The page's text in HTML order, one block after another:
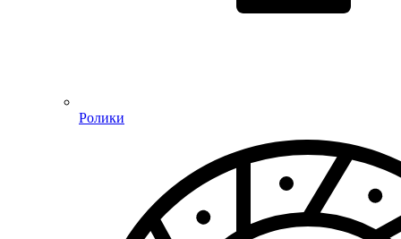
Ролики